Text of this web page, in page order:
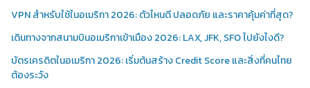
VPN สำหรับใช้ในอเมริกา 2026: ตัวไหนดี ปลอดภัย และราคาคุ้มค่าที่สุด?
เดินทางจากสนามบินอเมริกาเข้าเมือง 2026: LAX, JFK, SFO ไปยังไงดี?
บัตรเครดิตในอเมริกา 2026: เริ่มต้นสร้าง Credit Score และสิ่งที่คนไทย
ต้องระวัง